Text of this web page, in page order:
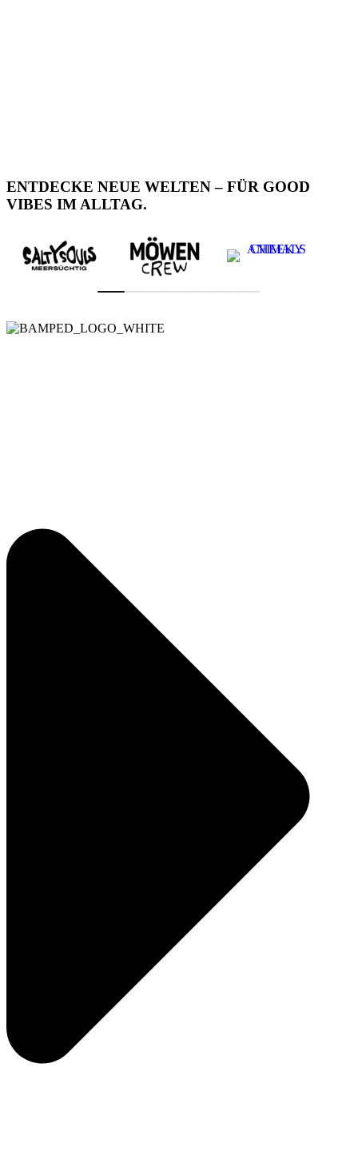
ENTDECKE NEUE WELTEN – FÜR GOOD
VIBES IM ALLTAG.